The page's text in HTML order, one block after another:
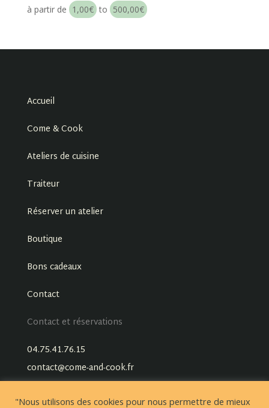
à partir de 1,00€ to 500,00€
Accueil
Come & Cook
Ateliers de cuisine
Traiteur
Réserver un atelier
Boutique
Bons cadeaux
Contact
Contact et réservations
04.75.41.76.15
contact@come-and-cook.fr
"Nous utilisons des cookies pour nous permettre de mieux